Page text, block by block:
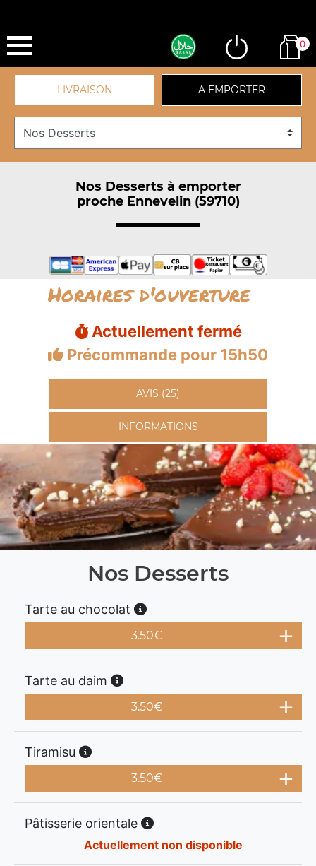
0
LIVRAISON A EMPORTER
Nos Desserts à emporter
proche Ennevelin (59710)
Horaires d'ouverture
Actuellement fermé
Précommande pour 15h50
AVIS (25)
INFORMATIONS
Nos Desserts
Tarte au chocolat
3.50€
Tarte au daim
3.50€
Tiramisu
3.50€
Pâtisserie orientale
Actuellement non disponible